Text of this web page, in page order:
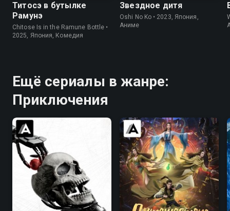
Титосэ в бутылке
Рамунэ
Chitose Is in the Ramune Bottle •
2025, Япония, Комедия
Звездное дитя
Oshi No Ko • 2023, Япония,
Аниме
Ещё сериалы в жанре:
Приключения